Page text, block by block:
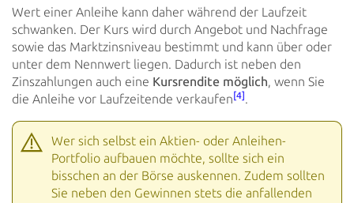
Wert einer Anleihe kann daher während der Laufzeit
schwanken. Der Kurs wird durch Angebot und Nachfrage
sowie das Marktzinsniveau bestimmt und kann über oder
unter dem Nennwert liegen. Dadurch ist neben den
Zinszahlungen auch eine Kursrendite möglich, wenn Sie
die Anleihe vor Laufzeitende verkaufen [4] .
Wer sich selbst ein Aktien- oder Anleihen-
Portfolio aufbauen möchte, sollte sich ein
bisschen an der Börse auskennen. Zudem sollten
Sie neben den Gewinnen stets die anfallenden